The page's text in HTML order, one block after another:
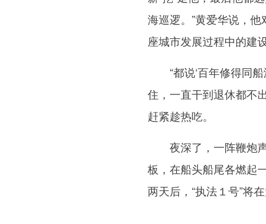
海巡逻。”黄爱华说，
座城市发展过程中的建
“都说‘百年修得同船
住，一直干到退休都不
赶紧趁热吃。
夜深了，一阵鞭炮声
板，在船头船尾各燃起
两天后，“执法１号”将